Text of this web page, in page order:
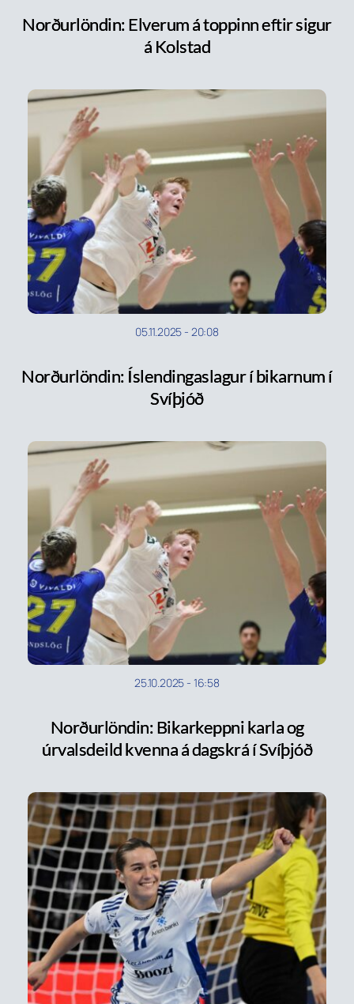
Norðurlöndin: Elverum á toppinn eftir sigur
á Kolstad
05.11.2025 - 20:08
Norðurlöndin: Íslendingaslagur í bikarnum í
Svíþjóð
25.10.2025 - 16:58
Norðurlöndin: Bikarkeppni karla og
úrvalsdeild kvenna á dagskrá í Svíþjóð